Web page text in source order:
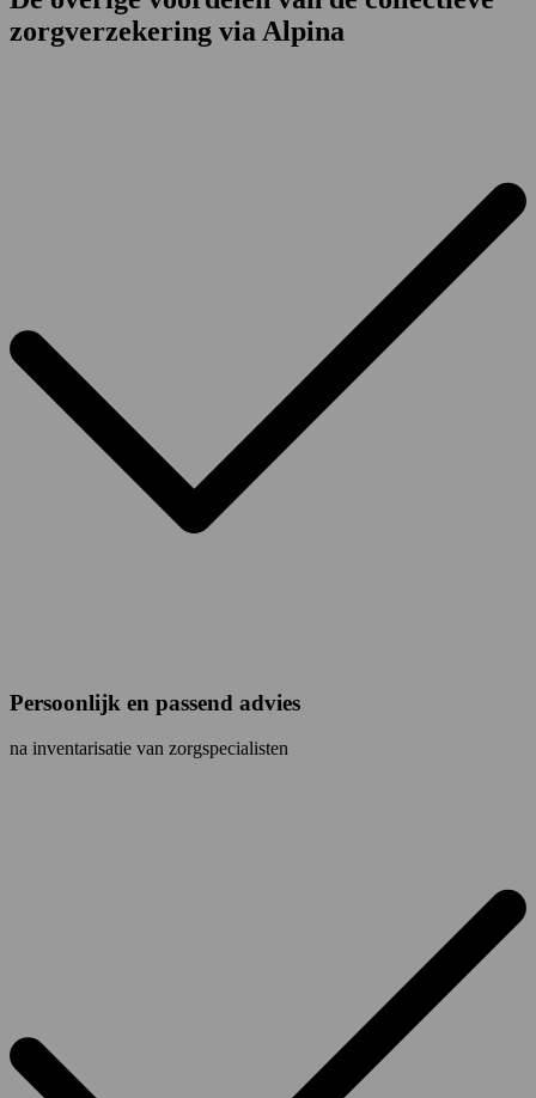
zorgverzekering via Alpina
Persoonlijk en passend advies
na inventarisatie van zorgspecialisten